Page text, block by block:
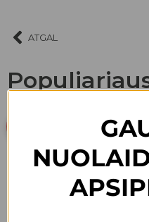
ATGAL